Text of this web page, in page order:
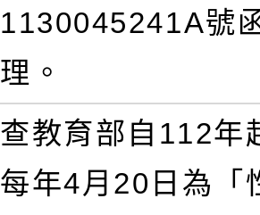
1130045241A號
理。
查教育部自112年
每年4月20日為「